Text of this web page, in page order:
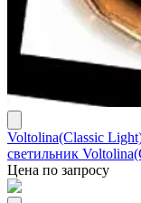
Voltolina(Classic
светильник
Цена по запросу